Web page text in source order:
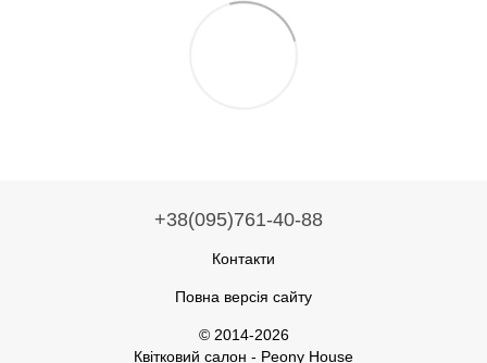
+38(095)761-40-88
Контакти
Повна версія сайту
© 2014-2026
Квітковий салон - Peony House